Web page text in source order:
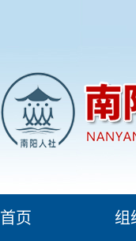
首页 组